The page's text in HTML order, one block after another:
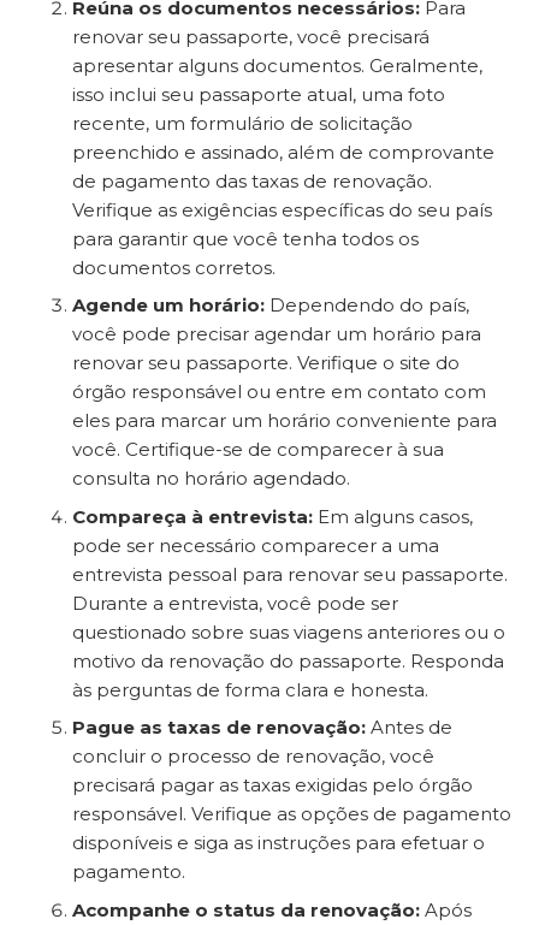
Reúna os documentos necessários: Para
renovar seu passaporte, você precisará
apresentar alguns documentos. Geralmente,
isso inclui seu passaporte atual, uma foto
recente, um formulário de solicitação
preenchido e assinado, além de comprovante
de pagamento das taxas de renovação.
Verifique as exigências específicas do seu país
para garantir que você tenha todos os
documentos corretos.
Agende um horário: Dependendo do país,
você pode precisar agendar um horário para
renovar seu passaporte. Verifique o site do
órgão responsável ou entre em contato com
eles para marcar um horário conveniente para
você. Certifique-se de comparecer à sua
consulta no horário agendado.
Compareça à entrevista: Em alguns casos,
pode ser necessário comparecer a uma
entrevista pessoal para renovar seu passaporte.
Durante a entrevista, você pode ser
questionado sobre suas viagens anteriores ou o
motivo da renovação do passaporte. Responda
às perguntas de forma clara e honesta.
Pague as taxas de renovação: Antes de
concluir o processo de renovação, você
precisará pagar as taxas exigidas pelo órgão
responsável. Verifique as opções de pagamento
disponíveis e siga as instruções para efetuar o
pagamento.
Acompanhe o status da renovação: Após